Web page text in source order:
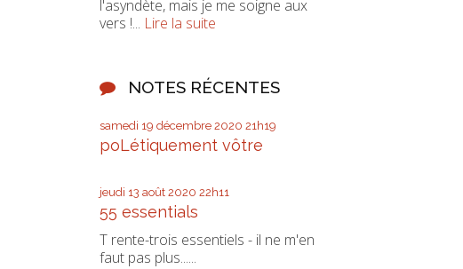
l'asyndète, mais je me soigne aux
vers !... Lire la suite
NOTES RÉCENTES
samedi 19 décembre 2020 21h19
poLétiquement vôtre
jeudi 13 août 2020 22h11
55 essentials
T rente-trois essentiels - il ne m'en
faut pas plus......